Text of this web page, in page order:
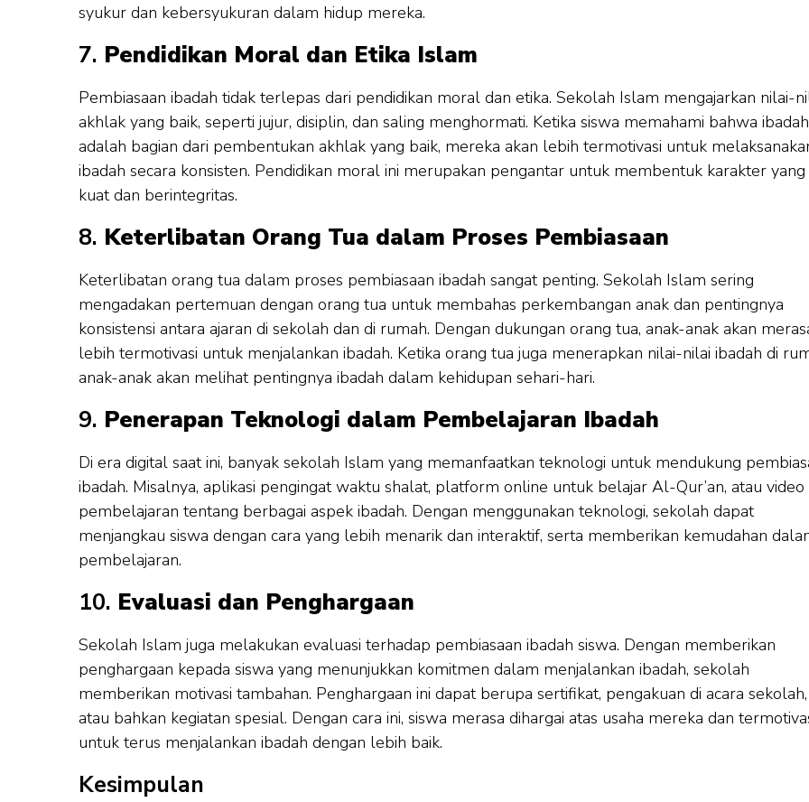
syukur dan kebersyukuran dalam hidup mereka.
7. Pendidikan Moral dan Etika Islam
Pembiasaan ibadah tidak terlepas dari pendidikan moral dan etika. Sekolah Islam mengajarkan nilai-
akhlak yang baik, seperti jujur, disiplin, dan saling menghormati. Ketika siswa memahami bahwa ibadah
adalah bagian dari pembentukan akhlak yang baik, mereka akan lebih termotivasi untuk
ibadah secara konsisten. Pendidikan moral ini merupakan pengantar untuk membentuk karakter yang
kuat dan berintegritas.
8. Keterlibatan Orang Tua dalam Proses Pembiasaan
Keterlibatan orang tua dalam proses pembiasaan ibadah sangat penting. Sekolah Islam sering
mengadakan pertemuan dengan orang tua untuk membahas perkembangan anak dan pentingnya
konsistensi antara ajaran di sekolah dan di rumah. Dengan dukungan orang tua, anak-anak akan
lebih termotivasi untuk menjalankan ibadah. Ketika orang tua juga menerapkan nilai-nilai ibadah di
anak-anak akan melihat pentingnya ibadah dalam kehidupan sehari-hari.
9. Penerapan Teknologi dalam Pembelajaran Ibadah
Di era digital saat ini, banyak sekolah Islam yang memanfaatkan teknologi untuk mendukung
ibadah. Misalnya, aplikasi pengingat waktu shalat, platform online untuk belajar Al-Qur’an, atau video
pembelajaran tentang berbagai aspek ibadah. Dengan menggunakan teknologi, sekolah dapat
menjangkau siswa dengan cara yang lebih menarik dan interaktif, serta memberikan kemudahan
pembelajaran.
10. Evaluasi dan Penghargaan
Sekolah Islam juga melakukan evaluasi terhadap pembiasaan ibadah siswa. Dengan memberikan
penghargaan kepada siswa yang menunjukkan komitmen dalam menjalankan ibadah, sekolah
memberikan motivasi tambahan. Penghargaan ini dapat berupa sertifikat, pengakuan di acara sekolah,
atau bahkan kegiatan spesial. Dengan cara ini, siswa merasa dihargai atas usaha mereka dan
untuk terus menjalankan ibadah dengan lebih baik.
Kesimpulan